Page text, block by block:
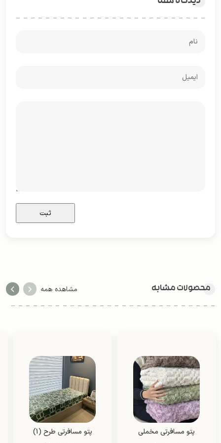
محصولات مشابه مشاهده همه
پتو مسافرتی مخملی
پتو مسافرتی طرح (1)